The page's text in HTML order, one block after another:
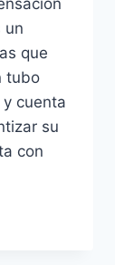
un
que
tubo
cuenta
su
con